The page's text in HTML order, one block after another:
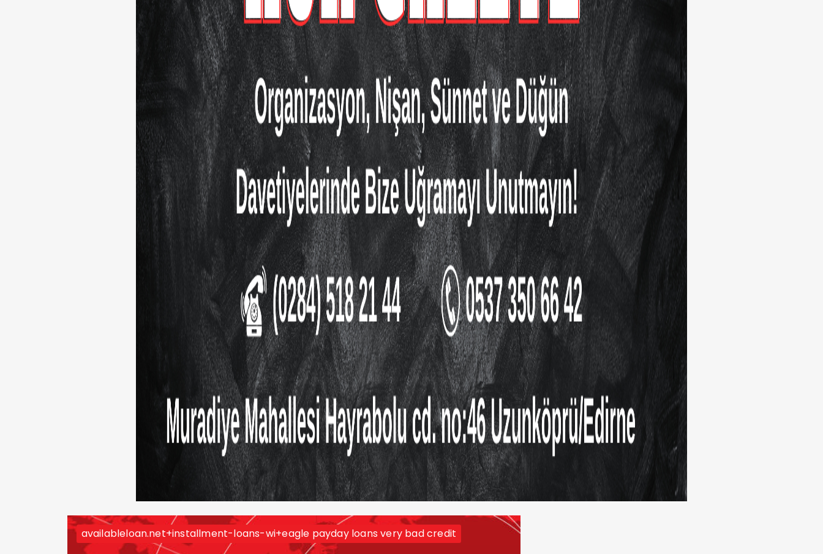
availableloan.net+installment-loans-wi+eagle payday loans very bad credit